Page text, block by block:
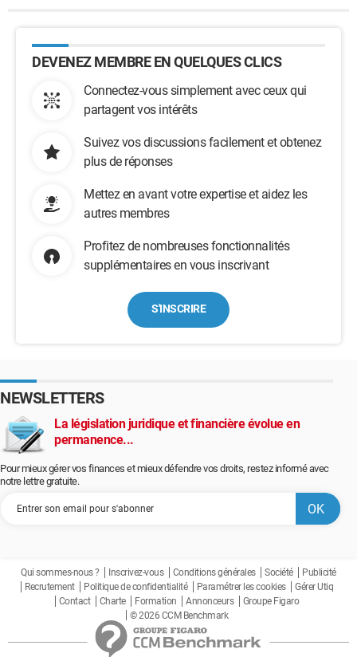
DEVENEZ MEMBRE EN QUELQUES CLICS
Connectez-vous simplement avec ceux qui
partagent vos intérêts
Suivez vos discussions facilement et obtenez
plus de réponses
Mettez en avant votre expertise et aidez les
autres membres
Profitez de nombreuses fonctionnalités
supplémentaires en vous inscrivant
S'INSCRIRE
NEWSLETTERS
La législation juridique et financière évolue en
permanence...
Pour mieux gérer vos finances et mieux défendre vos droits, restez informé avec
notre lettre gratuite.
Qui sommes-nous ? Inscrivez-vous Conditions générales Société
Publicité
Recrutement
Politique de confidentialité Paramétrer les cookies
Gérer Utiq
Contact
Charte Formation Annonceurs
Groupe Figaro
© 2026 CCM Benchmark